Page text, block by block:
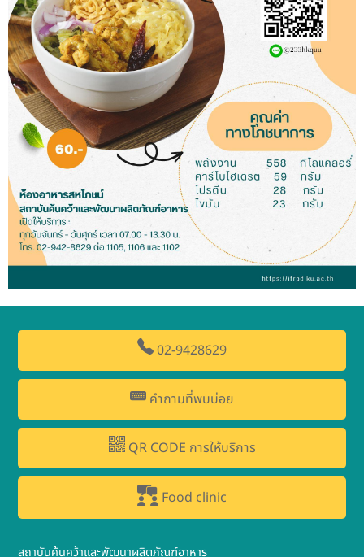
02-9428629
คำถามที่พบบ่อย
QR CODE การให้บริการ
Food clinic
สถาบันค้นคว้าและพัฒนาผลิตภัณฑ์อาหาร